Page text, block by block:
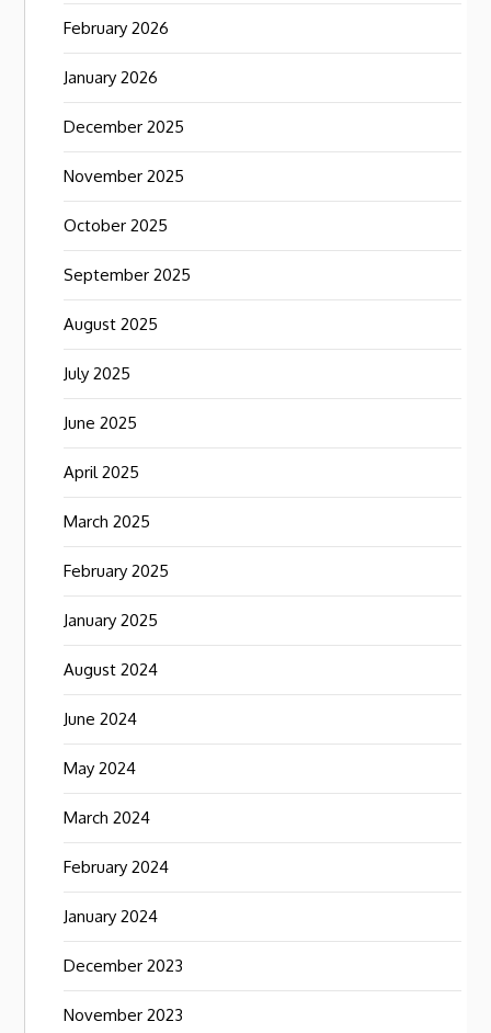
February 2026
January 2026
December 2025
November 2025
October 2025
September 2025
August 2025
July 2025
June 2025
April 2025
March 2025
February 2025
January 2025
August 2024
June 2024
May 2024
March 2024
February 2024
January 2024
December 2023
November 2023